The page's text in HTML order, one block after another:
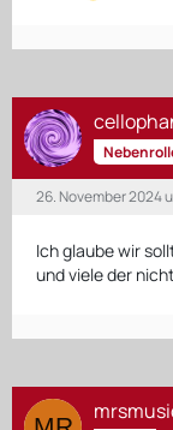
26. November 2024
Ich glaube wir
und viele der